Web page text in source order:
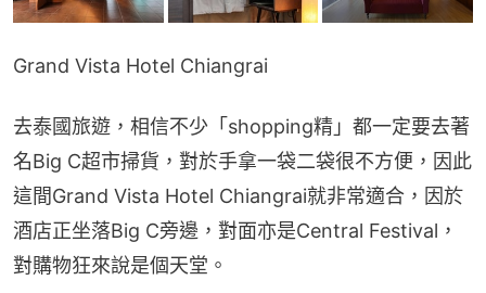
Grand Vista Hotel Chiangrai
去泰國旅遊，相信不少「shopping精」都一定要去著
名Big C超市掃貨，對於手拿一袋二袋很不方便，因此
這間Grand Vista Hotel Chiangrai就非常適合，因於
酒店正坐落Big C旁邊，對面亦是Central Festival，
對購物狂來說是個天堂。